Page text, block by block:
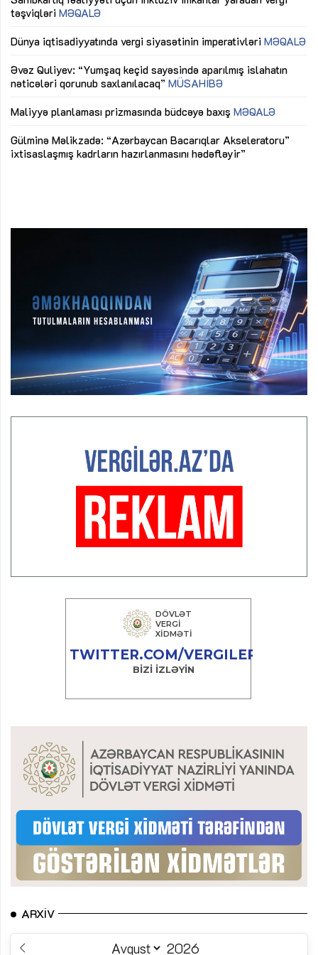
təşviqləri MƏQALƏ
Dünya iqtisadiyyatında vergi siyasətinin imperativləri MƏQALƏ
Əvəz Quliyev: “Yumşaq keçid sayəsində aparılmış islahatın
nəticələri qorunub saxlanılacaq” MÜSAHİBƏ
Maliyyə planlaması prizmasında büdcəyə baxış MƏQALƏ
Gülminə Məlikzadə: “Azərbaycan Bacarıqlar Akseleratoru”
ixtisaslaşmış kadrların hazırlanmasını hədəfləyir”
ARXIV